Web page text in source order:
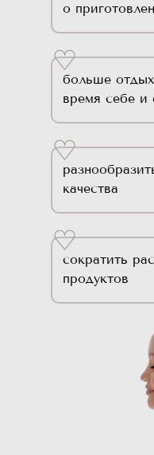
больше
время себе и
качества
сократить
продуктов
о